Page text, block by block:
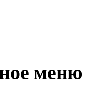
меню